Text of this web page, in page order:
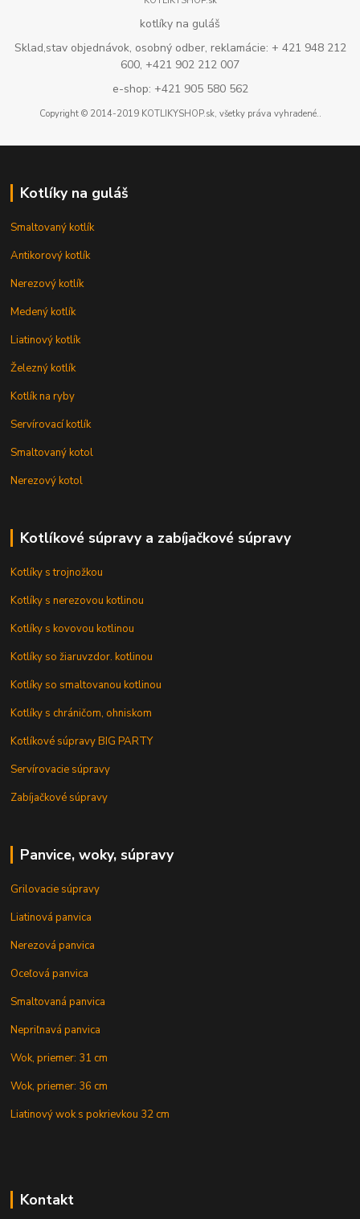
kotlíky na guláš
Sklad,stav objednávok, osobný odber, reklamácie: + 421 948 212
600, +421 902 212 007
e-shop: +421 905 580 562
Copyright © 2014-2019 KOTLIKYSHOP.sk, všetky práva vyhradené..
Kotlíky na guláš
Smaltovaný kotlík
Antikorový kotlík
Nerezový kotlík
Medený kotlík
Liatinový kotlík
Železný kotlík
Kotlík na ryby
Servírovací kotlík
Smaltovaný kotol
Nerezový kotol
Kotlíkové súpravy a zabíjačkové súpravy
Kotlíky s trojnožkou
Kotlíky s nerezovou kotlinou
Kotlíky s kovovou kotlinou
Kotlíky so žiaruvzdor. kotlinou
Kotlíky so smaltovanou kotlinou
Kotlíky s chráničom, ohniskom
Kotlíkové súpravy BIG PARTY
Servírovacie súpravy
Zabíjačkové súpravy
Panvice, woky, súpravy
Grilovacie súpravy
Liatinová panvica
Nerezová panvica
Oceľová panvica
Smaltovaná panvica
Nepriľnavá panvica
Wok, priemer: 31 cm
Wok, priemer: 36 cm
Liatinový wok s pokrievkou 32 cm
Kontakt